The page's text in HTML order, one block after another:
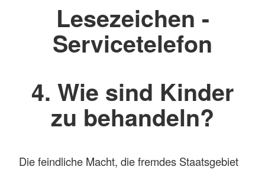
Lesezeichen -
Servicetelefon
4. Wie sind Kinder
zu behandeln?
Die feindliche Macht, die fremdes Staatsgebiet